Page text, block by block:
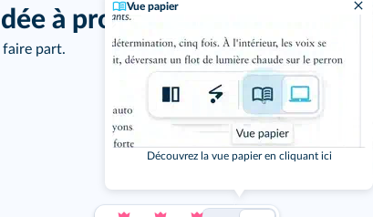
Vue papier
Découvrez la vue papier en cliquant ici
à proposer ?
faire part.